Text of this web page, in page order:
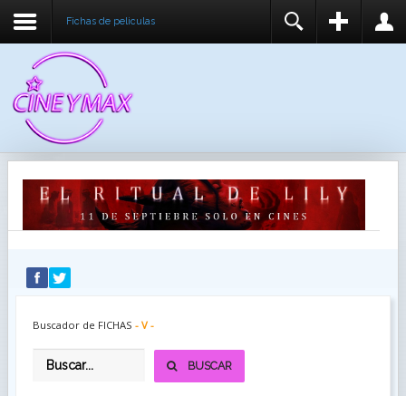
Fichas de peliculas
RECUÉRDEME
IDENTIFICARSE
REGISTER
Buscador de FICHAS - V -
BUSCAR